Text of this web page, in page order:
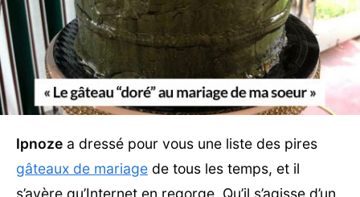
Ipnoze a dressé pour vous une liste des pires
gâteaux de mariage de tous les temps, et il
s’avère qu’Internet en regorge. Qu’il s’agisse d’un